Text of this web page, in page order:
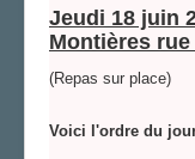
Jeudi 18 juin
Montières
(Repas sur place)
Voici l'ordre du